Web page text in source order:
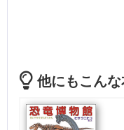
他にもこん